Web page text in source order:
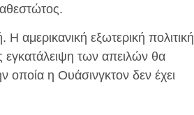
αμερικανική εξωτερική πολιτική
εγκατάλειψη των απειλών θα
οποία η Ουάσινγκτον δεν έχει